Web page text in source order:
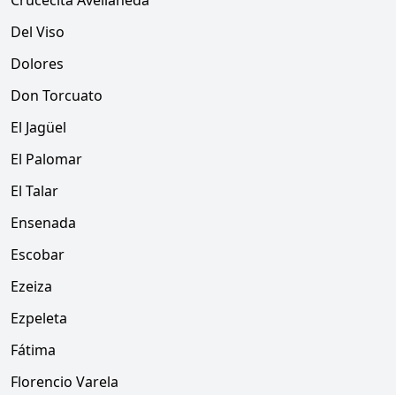
Del Viso
Dolores
Don Torcuato
El Jagüel
El Palomar
El Talar
Ensenada
Escobar
Ezeiza
Ezpeleta
Fátima
Florencio Varela